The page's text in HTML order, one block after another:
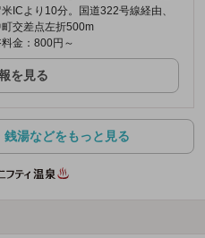
ICより10分。国道322号線経由、
交差点左折500m
料金：800円～
を見る
湯などをもっと見る